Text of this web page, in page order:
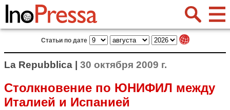
Статьи по дате
La Repubblica | 30 октября 2009 г.
Столкновение по ЮНИФИЛ между
Италией и Испанией